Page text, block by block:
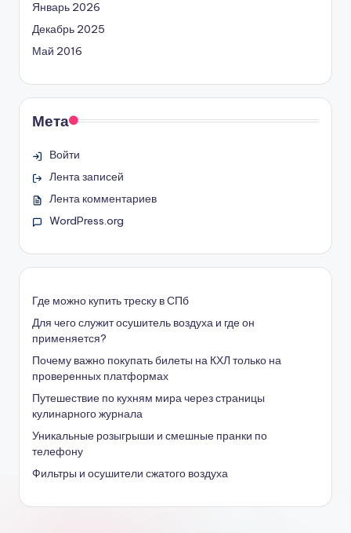
Январь 2026
Декабрь 2025
Май 2016
Мета
Войти
Лента записей
Лента комментариев
WordPress.org
Где можно купить треску в СПб
Для чего служит осушитель воздуха и где он
применяется?
Почему важно покупать билеты на КХЛ только на
проверенных платформах
Путешествие по кухням мира через страницы
кулинарного журнала
Уникальные розыгрыши и смешные пранки по
телефону
Фильтры и осушители сжатого воздуха